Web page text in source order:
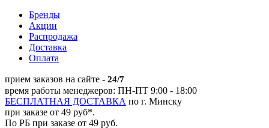
Бренды
Акции
Распродажа
Доставка
Оплата
прием заказов на сайте - 24/7
время работы менеджеров: ПН-ПТ 9:00 - 18:00
БЕСПЛАТНАЯ ДОСТАВКА по г. Минску
при заказе от 49 руб*.
По РБ при заказе от 49 руб.